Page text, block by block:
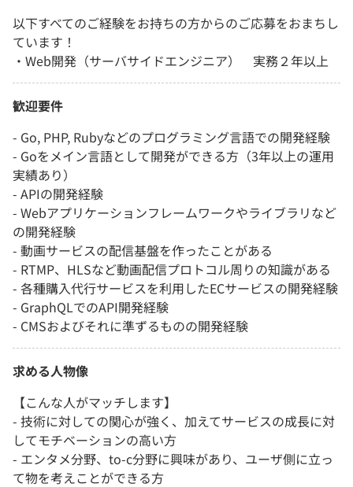
以下すべてのご経験をお持ちの方からのご応募をおまちし
ています！
・Web開発（サーバサイドエンジニア） 実務２年以上
歓迎要件
- Go, PHP, Rubyなどのプログラミング言語での開発経験
- Goをメイン言語として開発ができる方（3年以上の運用
実績あり）
- APIの開発経験
- Webアプリケーションフレームワークやライブラリなど
の開発経験
- 動画サービスの配信基盤を作ったことがある
- RTMP、HLSなど動画配信プロトコル周りの知識がある
- 各種購入代行サービスを利用したECサービスの開発経験
- GraphQLでのAPI開発経験
- CMSおよびそれに準ずるものの開発経験
求める人物像
【こんな人がマッチします】
- 技術に対しての関心が強く、加えてサービスの成長に対
してモチベーションの高い方
- エンタメ分野、to-c分野に興味があり、ユーザ側に立っ
て物を考えことができる方